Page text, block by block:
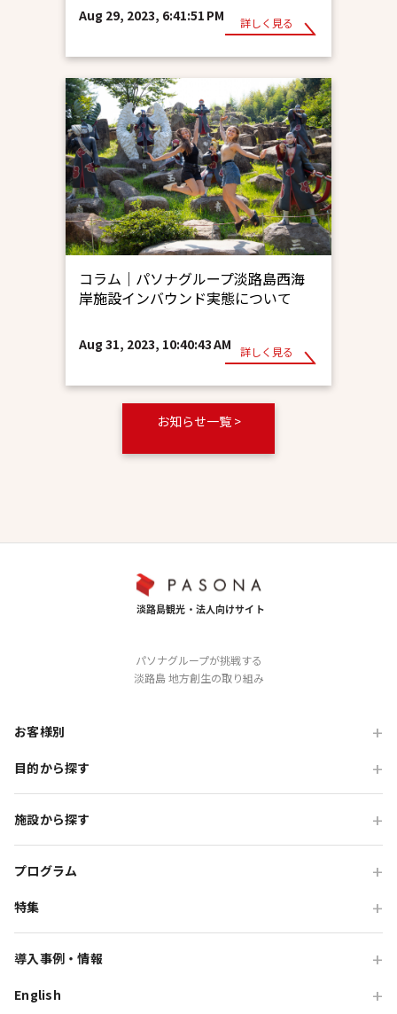
Aug 29, 2023, 6:41:51 PM 詳しく見る
コラム｜パソナグループ淡路島西海
岸施設インバウンド実態について
Aug 31, 2023, 10:40:43 AM 詳しく見る
お知らせ一覧 >
パソナグループが挑戦する
淡路島 地方創生の取り組み
お客様別
旅行会社の方
自治体・行政の方
目的から探す
研修・チームビルディング
インセンティブ・ご招待
高付加価値観光
貸切・イベント会場利用
教育旅行
施設から探す
オーシャンテラス
青海波
プログラム
団体体験プログラム
団体貸切プログラム
特集
導入事例・情報
旅行会社向け事例
English